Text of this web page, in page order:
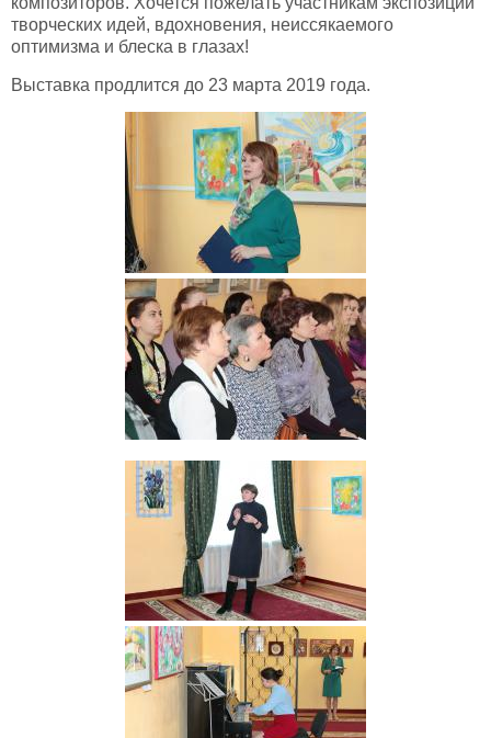
творческих идей, вдохновения, неиссякаемого
оптимизма и блеска в глазах!
Выставка продлится до 23 марта 2019 года.